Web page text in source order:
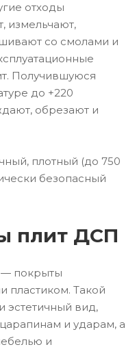
отходы
измельчают,
со смолами и
Получившуюся
до +220
обрезают и
плотный (до 750
безопасный
плит ДСП
покрыты
пластиком. Такой
эстетичный вид,
и ударам, а
и